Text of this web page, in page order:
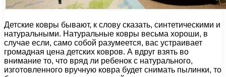
Детские ковры бывают, к слову сказать, синтетическими и
натуральными. Натуральные ковры весьма хороши, в
случае если, само собой разумеется, вас устраивает
громадная цена детских ковров. А вдруг взять во
внимание то, что вряд ли ребенок с натурального,
изготовленного вручную ковра будет снимать пылинки, то